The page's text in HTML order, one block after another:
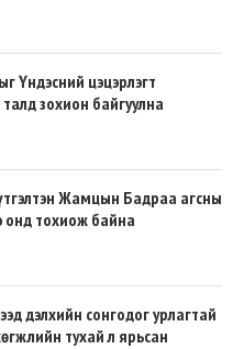
Үндэсний цэцэрлэгт
зохион байгуулна
Жамцын Бадраа агсны
онд тохиож байна
дэлхийн сонгодог урлагтай
тухай л ярьсан